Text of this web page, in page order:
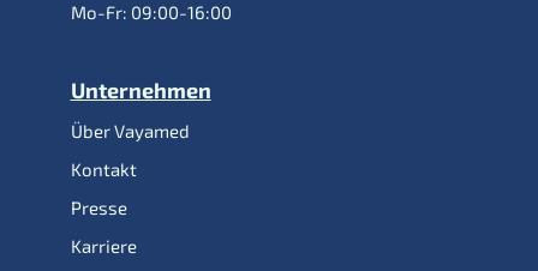
Mo-Fr: 09:00-16:00
Unternehmen
Über Vayamed
Kontakt
Presse
Karriere